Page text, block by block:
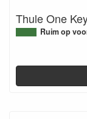
Thule One
Ruim op